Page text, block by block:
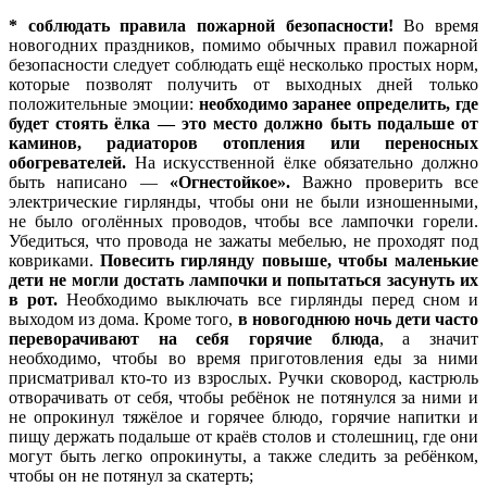
* соблюдать правила пожарной безопасности!Во время
новогодних праздников, помимо обычных правил пожарной
безопасности следует соблюдать ещё несколько простых норм,
которые позволят получить от выходных дней только
положительные эмоции: необходимозаранее определить, где
будет стоять ёлка — это место должно быть подальше от
каминов, радиаторов отопления или переносных
обогревателей. На искусственной ёлке обязательно должно
быть написано — «Огнестойкое». Важно проверить все
электрические гирлянды, чтобы они не были изношенными,
не было оголённых проводов, чтобы все лампочки горели.
Убедиться, что провода не зажаты мебелью, не проходят под
ковриками.Повесить гирлянду повыше, чтобы маленькие
дети не могли достать лампочки и попытаться засунуть их
в рот. Необходимо выключать все гирлянды перед сном и
выходом из дома. Кроме того, в новогоднюю ночь дети часто
переворачивают на себя горячие блюда, а значит
необходимо, чтобы во время приготовления еды за ними
присматривал кто-то из взрослых. Ручки сковород, кастрюль
отворачивать от себя, чтобы ребёнок не потянулся за ними и
не опрокинул тяжёлое и горячее блюдо, горячие напитки и
пищу держать подальше от краёв столов и столешниц, где они
могут быть легко опрокинуты, а также следить за ребёнком,
чтобы он не потянул за скатерть;